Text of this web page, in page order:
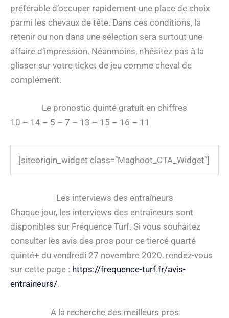
préférable d’occuper rapidement une place de choix
parmi les chevaux de tête. Dans ces conditions, la
retenir ou non dans une sélection sera surtout une
affaire d’impression. Néanmoins, n’hésitez pas à la
glisser sur votre ticket de jeu comme cheval de
complément.
Le pronostic quinté gratuit en chiffres
10 – 14 – 5 – 7 – 13 – 15 – 16 – 11
[siteorigin_widget class="Maghoot_CTA_Widget"]
Les interviews des entraîneurs
Chaque jour, les interviews des entraîneurs sont
disponibles sur Fréquence Turf. Si vous souhaitez
consulter les avis des pros pour ce tiercé quarté
quinté+ du vendredi 27 novembre 2020, rendez-vous
sur cette page : https://frequence-turf.fr/avis-
entraineurs/.
A la recherche des meilleurs pros